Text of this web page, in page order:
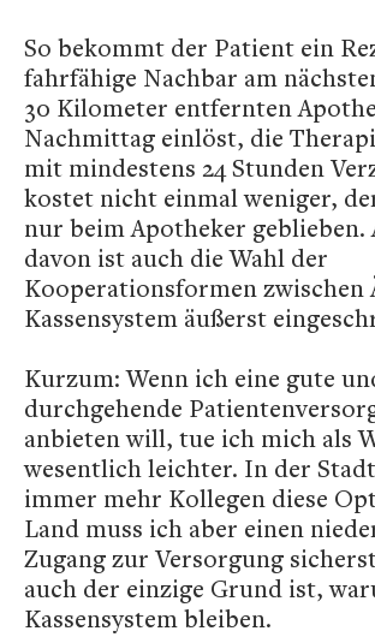
So bekommt der Patient ein
fahrfähige Nachbar am
30 Kilometer entfernten
Nachmittag einlöst, die
mit mindestens 24 Stunden
kostet nicht einmal weniger,
nur beim Apotheker geblieben.
davon ist auch die Wahl der
Kooperationsformen zwischen
Kassensystem äußerst
Kurzum: Wenn ich eine gute
durchgehende
anbieten will, tue ich mich als
wesentlich leichter. In der
immer mehr Kollegen diese
Land muss ich aber einen
Zugang zur Versorgung
auch der einzige Grund ist,
Kassensystem bleiben.